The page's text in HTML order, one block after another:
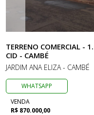
TERRENO COMERCIAL -
CID - CAMBÉ
JARDIM ANA ELIZA - CAMBÉ
WHATSAPP
VENDA
R$ 870.000,00